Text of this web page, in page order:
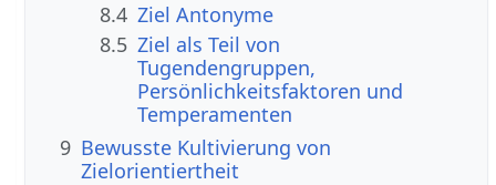
8.4 Ziel Antonyme
8.5 Ziel als Teil von
Tugendengruppen,
Persönlichkeitsfaktoren und
Temperamenten
9 Bewusste Kultivierung von
Zielorientiertheit